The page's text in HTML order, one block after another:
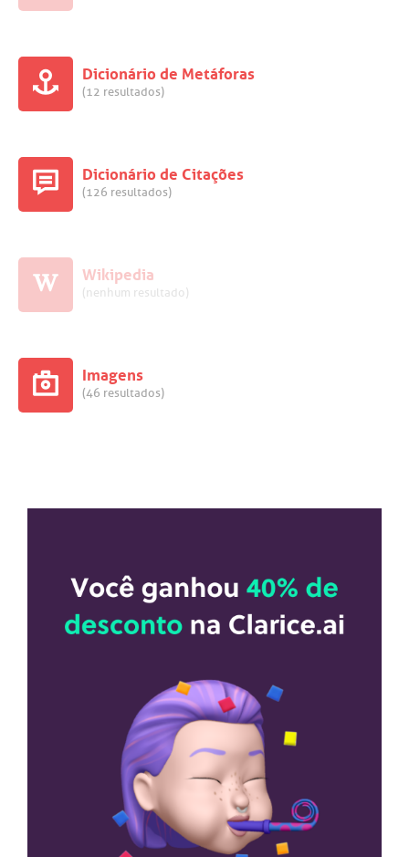
Dicionário de Metáforas
(12 resultados)
Dicionário de Citações
(126 resultados)
Wikipedia
(nenhum resultado)
Imagens
(46 resultados)